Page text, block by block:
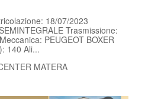
18/07/2023
Trasmissione:
PEUGEOT BOXER
140 Ali...
MATERA